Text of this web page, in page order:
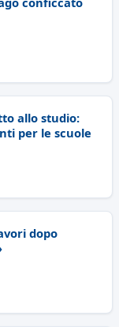
allo studio:
per le scuole
dopo